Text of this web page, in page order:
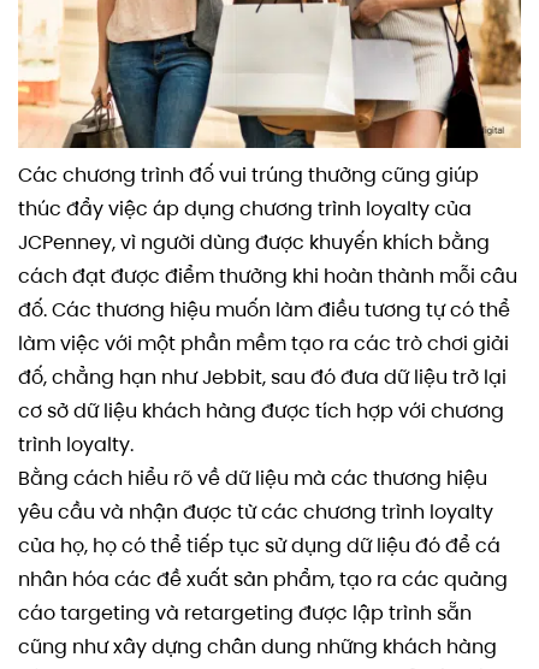
Các chương trình đố vui trúng thưởng cũng giúp
thúc đẩy việc áp dụng chương trình loyalty của
JCPenney, vì người dùng được khuyến khích bằng
cách đạt được điểm thưởng khi hoàn thành mỗi câu
đố. Các thương hiệu muốn làm điều tương tự có thể
làm việc với một phần mềm tạo ra các trò chơi giải
đố, chẳng hạn như Jebbit, sau đó đưa dữ liệu trở lại
cơ sở dữ liệu khách hàng được tích hợp với chương
trình loyalty.
Bằng cách hiểu rõ về dữ liệu mà các thương hiệu
yêu cầu và nhận được từ các chương trình loyalty
của họ, họ có thể tiếp tục sử dụng dữ liệu đó để cá
nhân hóa các đề xuất sản phẩm, tạo ra các quảng
cáo targeting và retargeting được lập trình sẵn
cũng như xây dựng chân dung những khách hàng